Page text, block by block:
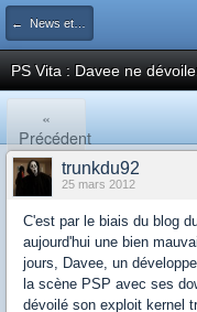
← News et actualités postées sur LS
PS Vita : Davee ne
«
Précédent
trunkdu92
25 mars 2012
C'est par le biais du blog
aujourd'hui une bien
jours, Davee, un
la scène PSP avec ses
dévoilé son exploit kernel